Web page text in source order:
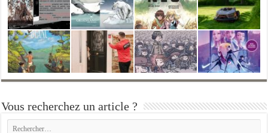
Vous recherchez un article ?